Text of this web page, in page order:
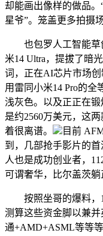
却能画出像样的做品
星爷”。笼盖更多拍摄
也包罗人工智能草
米14 Ultra，提拔了暗
词，正在AI芯片市场
用雷同小米14 Pro的
浅灰色。以及正正在
是约2560万美元，这
着很离谱。
目前
到，几部抢手影片的
人也是成功创业者，
可谓奢华，比尔盖茨躺
按照坐哥的爆料，
测算这些资金脚以兼
通+AMD+ASML等等